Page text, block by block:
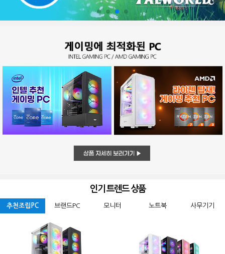
인기 트렌드 상품
추천조립PC 브랜드PC 모니터 노트북 사무기기